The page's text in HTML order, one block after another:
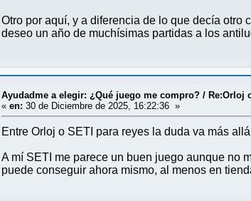
Otro por aquí, y a diferencia de lo que decía
deseo un año de muchísimas partidas a los
Ayudadme a elegir: ¿Qué juego me compro? / Re:Orloj
«en: 30 de Diciembre de 2025, 16:22:36 »
Entre Orloj o SETI para reyes la duda va más
A mí SETI me parece un buen juego aunque no
puede conseguir ahora mismo, al menos en